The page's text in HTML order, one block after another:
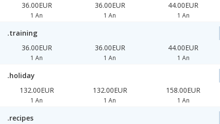
36.00EUR
1 An
36.00EUR
1 An
44.00EUR
1 An
.training
36.00EUR
1 An
36.00EUR
1 An
44.00EUR
1 An
.holiday
132.00EUR
1 An
132.00EUR
1 An
158.00EUR
1 An
.recipes